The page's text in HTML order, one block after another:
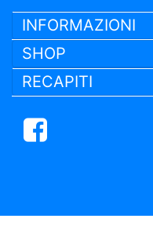
INFORMAZIONI
SHOP
RECAPITI
Facebook